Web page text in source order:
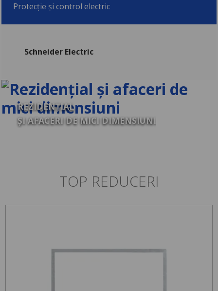
Protecție și control electric
Schneider Electric
REZIDENȚIAL
ȘI AFACERI DE MICI DIMENSIUNI
TOP REDUCERI